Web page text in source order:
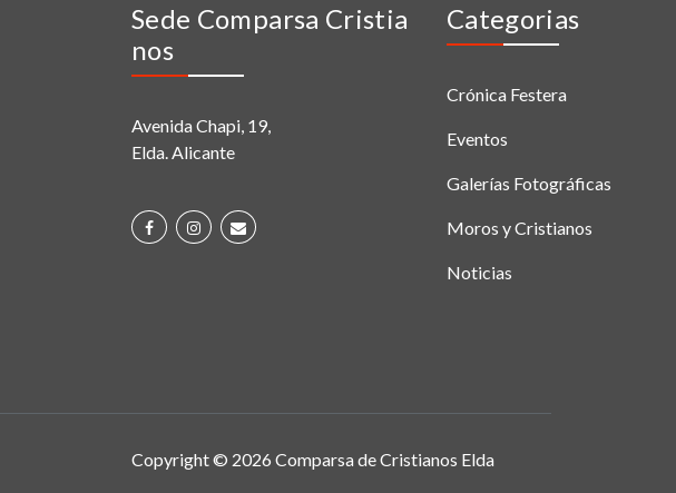
Sede Comparsa Cristia
Nos
Avenida Chapi, 19,
Elda. Alicante
Categorias
Crónica Festera
Eventos
Galerías Fotográficas
Moros y Cristianos
Noticias
Copyright © 2026 Comparsa de Cristianos Elda